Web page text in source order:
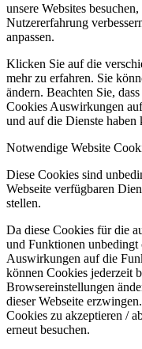
unsere Websites
Nutzererfahrung
anpassen.
Klicken Sie auf die
mehr zu erfahren. Sie
ändern. Beachten Sie,
Cookies Auswirkungen
und auf die Dienste
Notwendige Website
Diese Cookies sind
Webseite verfügbaren
stellen.
Da diese Cookies für die
und Funktionen
Auswirkungen auf die
können Cookies jederzeit
Browsereinstellungen
dieser Webseite
Cookies zu akzeptieren /
erneut besuchen.